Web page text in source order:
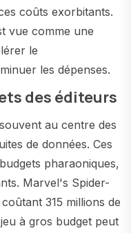
coûts exorbitants.
vue comme une
le
les dépenses.
des éditeurs
au centre des
de données. Ces
pharaoniques,
Marvel's Spider-
315 millions de
à gros budget peut